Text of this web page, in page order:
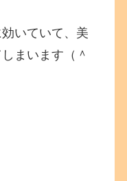
いていて、美
まいます（＾